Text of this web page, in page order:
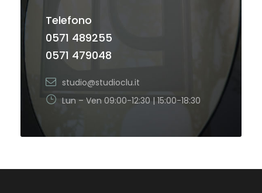
Telefono
0571 489255
0571 479048
studio@studioclu.it
Lun – Ven 09:00-12:30 | 15:00-18:30